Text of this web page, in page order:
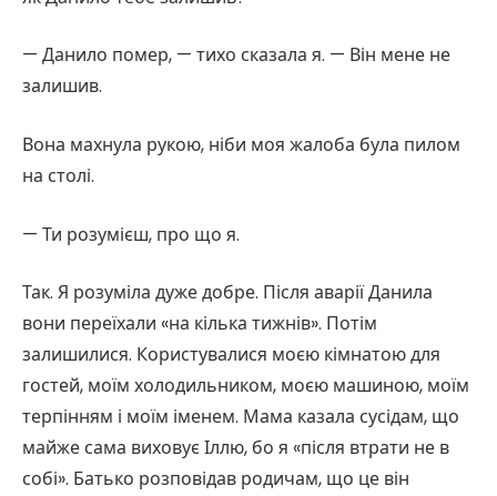
— Данило помер, — тихо сказала я. — Він мене не
залишив.
Вона махнула рукою, ніби моя жалоба була пилом
на столі.
— Ти розумієш, про що я.
Так. Я розуміла дуже добре. Після аварії Данила
вони переїхали «на кілька тижнів». Потім
залишилися. Користувалися моєю кімнатою для
гостей, моїм холодильником, моєю машиною, моїм
терпінням і моїм іменем. Мама казала сусідам, що
майже сама виховує Іллю, бо я «після втрати не в
собі». Батько розповідав родичам, що це він